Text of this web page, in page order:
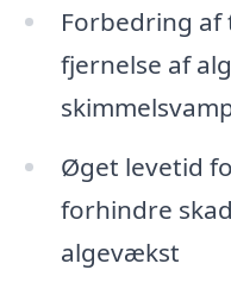
Forbedring
fjernelse af
Øget levetid
forhindre
algevækst